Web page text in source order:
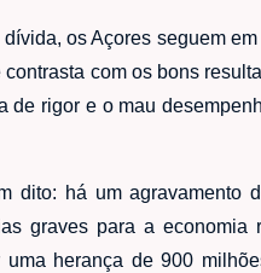
os Açores seguem
com os bons
rigor e o mau
dito: há um agravamento
graves para a
herança de 900